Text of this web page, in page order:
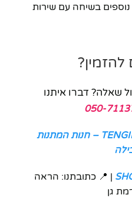
נוספים בשיחה עם שירות
להזמין?
שאלה? דברו איתנו
050-
TENGIFT – חנות המתנות
| 📍 כתובתנו: הראה